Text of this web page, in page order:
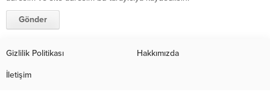
Gizlilik Politikası Hakkımızda
İletişim